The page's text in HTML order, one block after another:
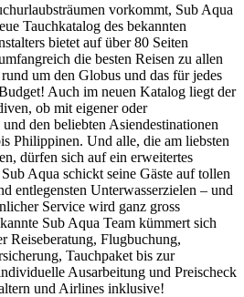
vorkommt, Sub Aqua
Tauchkatalog des bekannten
bietet auf über 80 Seiten
die besten Reisen zu allen
um den Globus und das für jedes
Auch im neuen Katalog liegt der
ob mit eigener oder
den beliebten Asiendestinationen
Philippinen. Und alle, die am liebsten
dürfen sich auf ein erweitertes
Aqua schickt seine Gäste auf tollen
entlegensten Unterwasserzielen – und
Service wird ganz gross
Sub Aqua Team kümmert sich
Reiseberatung, Flugbuchung,
Tauchpaket bis zur
Ausarbeitung und Preischeck
und Airlines inklusive!